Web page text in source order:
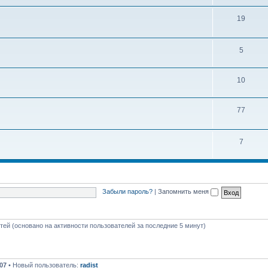
м
19
5Т
м
ы
10Т
77
7Т
Забыли пароль? Запомнить меня
(основано на активности пользователей за последние 5 минут)
• Новый пользователь: radist